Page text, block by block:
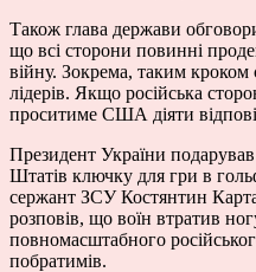
Також глава держави
що всі сторони повинні
війну. Зокрема, таким кроком
лідерів. Якщо російська
проситиме США діяти
Президент України
Штатів ключку для гри в
сержант ЗСУ Костянтин
розповів, що воїн втратив
повномасштабного
побратимів.